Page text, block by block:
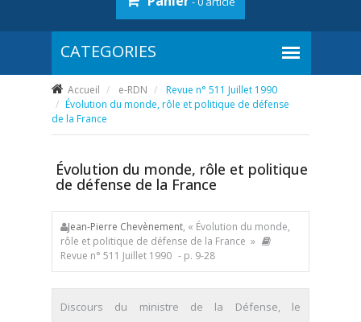
Accueil e-RDN
Revue n° 511 Juillet 1990
Évolution du monde, rôle et politique de défense
de la France
Évolution du monde, rôle et politique
de défense de la France
Jean-Pierre Chevènement, « Évolution du monde,
rôle et politique de défense de la France »
Revue n° 511 Juillet 1990 - p. 9-28
Discours du ministre de la Défense, le